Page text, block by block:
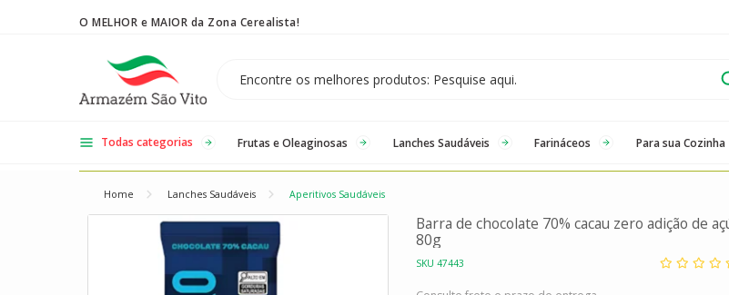
O MELHOR e MAIOR da Zona Cerealista!
Todas categorias Frutas e Oleaginosas Lanches Saudáveis Farináceos Para sua Cozinha
Home Lanches Saudáveis Aperitivos Saudáveis
Barra de chocolate 70% cacau zero adição de
80g
SKU 47443